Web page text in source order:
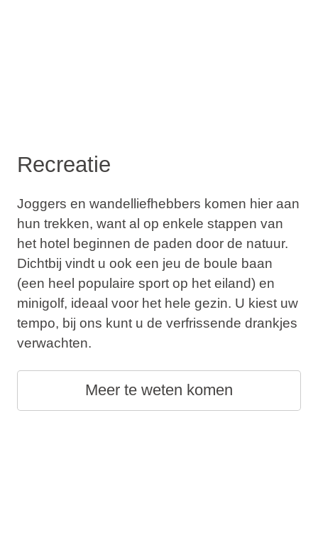
Recreatie
Joggers en wandelliefhebbers komen hier aan
hun trekken, want al op enkele stappen van
het hotel beginnen de paden door de natuur.
Dichtbij vindt u ook een jeu de boule baan
(een heel populaire sport op het eiland) en
minigolf, ideaal voor het hele gezin. U kiest uw
tempo, bij ons kunt u de verfrissende drankjes
verwachten.
Meer te weten komen